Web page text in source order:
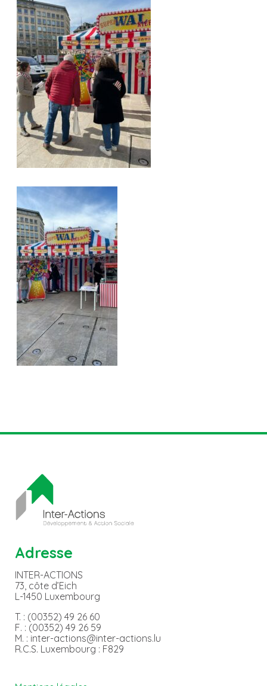
Adresse
INTER-ACTIONS
73, côte d’Eich
L-1450 Luxembourg
T. : (00352) 49 26 60
F. : (00352) 49 26 59
M. : inter-actions@inter-actions.lu
R.C.S. Luxembourg : F829